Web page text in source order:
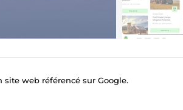
web référencé sur Google.